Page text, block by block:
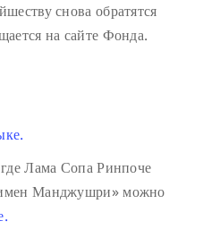
снова обратятся
на сайте Фонда.
Лама Сопа Ринпоче
Манджушри» можно